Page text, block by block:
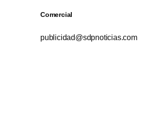
Comercial
publicidad@sdpnoticias.com